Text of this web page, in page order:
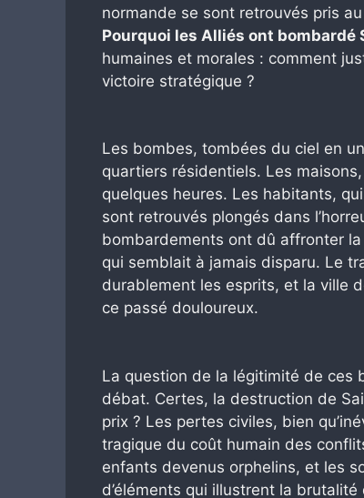
normande se sont retrouvés pris
Pourquoi les Alliés ont bombardé
humaines et morales : comment
victoire stratégique ?
Les bombes, tombées du ciel en
quartiers résidentiels. Les
quelques heures. Les habitants,
sont retrouvés plongés dans
bombardements ont dû affronter
qui semblait à jamais disparu. Le
durablement les esprits, et la ville
ce passé douloureux.
La question de la légitimité de ces
débat. Certes, la destruction de
prix ? Les pertes civiles, bien
tragique du coût humain des
enfants devenus orphelins, et les
d’éléments qui illustrent la